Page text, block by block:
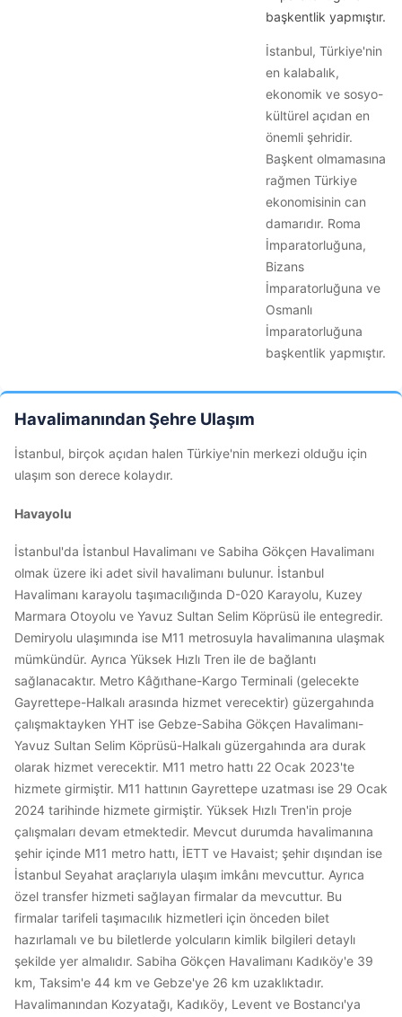
başkentlik yapmıştır.
İstanbul, Türkiye'nin
en kalabalık,
ekonomik ve sosyo-
kültürel açıdan en
önemli şehridir.
Başkent olmamasına
rağmen Türkiye
ekonomisinin can
damarıdır. Roma
İmparatorluğuna,
Bizans
İmparatorluğuna ve
Osmanlı
İmparatorluğuna
başkentlik yapmıştır.
Havalimanından Şehre Ulaşım
İstanbul, birçok açıdan halen Türkiye'nin merkezi olduğu için
ulaşım son derece kolaydır.
Havayolu
İstanbul'da İstanbul Havalimanı ve Sabiha Gökçen Havalimanı
olmak üzere iki adet sivil havalimanı bulunur. İstanbul
Havalimanı karayolu taşımacılığında D-020 Karayolu, Kuzey
Marmara Otoyolu ve Yavuz Sultan Selim Köprüsü ile entegredir.
Demiryolu ulaşımında ise M11 metrosuyla havalimanına ulaşmak
mümkündür. Ayrıca Yüksek Hızlı Tren ile de bağlantı
sağlanacaktır. Metro Kâğıthane-Kargo Terminali (gelecekte
Gayrettepe-Halkalı arasında hizmet verecektir) güzergahında
çalışmaktayken YHT ise Gebze-Sabiha Gökçen Havalimanı-
Yavuz Sultan Selim Köprüsü-Halkalı güzergahında ara durak
olarak hizmet verecektir. M11 metro hattı 22 Ocak 2023'te
hizmete girmiştir. M11 hattının Gayrettepe uzatması ise 29 Ocak
2024 tarihinde hizmete girmiştir. Yüksek Hızlı Tren'in proje
çalışmaları devam etmektedir. Mevcut durumda havalimanına
şehir içinde M11 metro hattı, İETT ve Havaist; şehir dışından ise
İstanbul Seyahat araçlarıyla ulaşım imkânı mevcuttur. Ayrıca
özel transfer hizmeti sağlayan firmalar da mevcuttur. Bu
firmalar tarifeli taşımacılık hizmetleri için önceden bilet
hazırlamalı ve bu biletlerde yolcuların kimlik bilgileri detaylı
şekilde yer almalıdır. Sabiha Gökçen Havalimanı Kadıköy'e 39
km, Taksim'e 44 km ve Gebze'ye 26 km uzaklıktadır.
Havalimanından Kozyatağı, Kadıköy, Levent ve Bostancı'ya